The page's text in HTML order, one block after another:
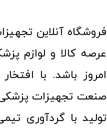
امروز باشد. با
صنعت تجهیزات
تولید با گردآوری